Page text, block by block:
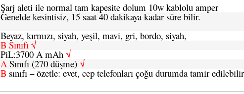
Şarj aleti ile normal tam kapesite dolum 10w kablolu amper
Genelde kesintisiz, 15 saat 40 dakikaya kadar süre bilir.
Beyaz, kırmızı, siyah, yeşil, mavi, gri, bordo, siyah,
B Sınıfı √
PiL:3700 A mAh √
ASınıfı (270 düşme) √
B sınıfı – özetle: evet, cep telefonları çoğu durumda tamir